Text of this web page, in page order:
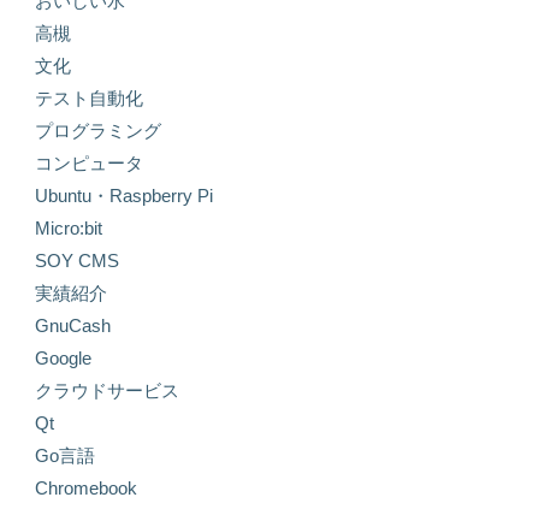
高槻
文化
テスト自動化
プログラミング
コンピュータ
Ubuntu・Raspberry Pi
Micro:bit
SOY CMS
実績紹介
GnuCash
Google
クラウドサービス
Qt
Go言語
Chromebook